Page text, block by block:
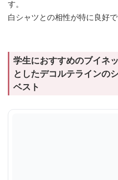
す。
白シャツとの相性が特に良好で
学生におすすめのブイネ
としたデコルテラインの
ベスト